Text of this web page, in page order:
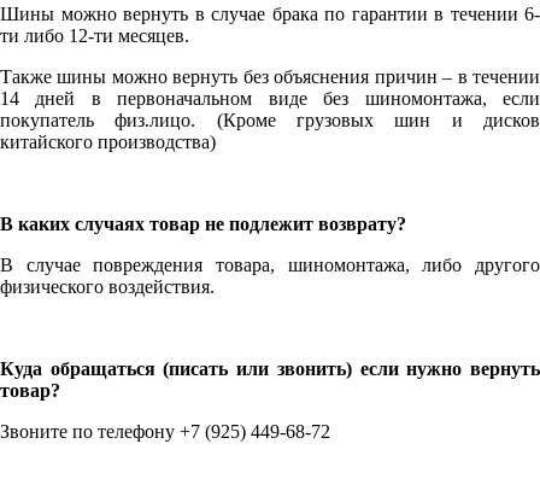
Шины можно вернуть в случае брака по гарантии в течении 6-
ти либо 12-ти месяцев.
Также шины можно вернуть без объяснения причин – в течении
14 дней в первоначальном виде без шиномонтажа, если
покупатель физ.лицо. (Кроме грузовых шин и дисков
китайского производства)
В каких случаях товар не подлежит возврату?
В случае повреждения товара, шиномонтажа, либо другого
физического воздействия.
Куда обращаться (писать или звонить) если нужно вернуть
товар?
Звоните по телефону +7 (925) 449-68-72